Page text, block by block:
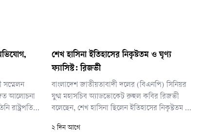
সম্মেলন
আলোচনা
রাষ্ট্রপতির
শেখ হাসিনা ইতিহাসের নিকৃষ্টতম ও ঘৃণ্য
ফ্যাসিস্ট: রিজভী
বাংলাদেশ জাতীয়তাবাদী দলের (বিএনপি) সিনিয়র
যুগ্ম মহাসচিব অ্যাডভোকেট রুহুল কবির রিজভী
বলেছেন, শেখ হাসিনা ছিলেন ইতিহাসের নিকৃষ্টতম ও
করে ক্ষমতায় টিকে থাকলেও শেখ হাসিনার সঙ্গে
২ দিন আগে